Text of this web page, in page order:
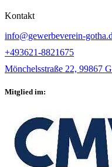
Kontakt
info@gewerbeverein-
+493621-8821675
Mönchelsstraße 22, 99867
Mitglied im: